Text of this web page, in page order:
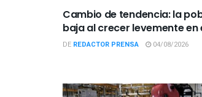
Cambio de tendencia: la
baja al crecer levemente en
DE REDACTOR PRENSA 04/08/2026